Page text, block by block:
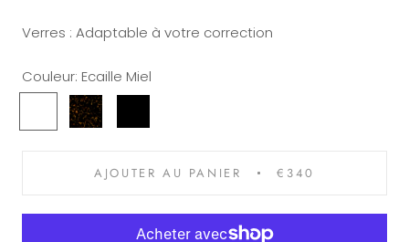
Verres : Adaptable à votre correction
Couleur: Ecaille Miel
Miel
Havane
AJOUTER AU PANIER €340